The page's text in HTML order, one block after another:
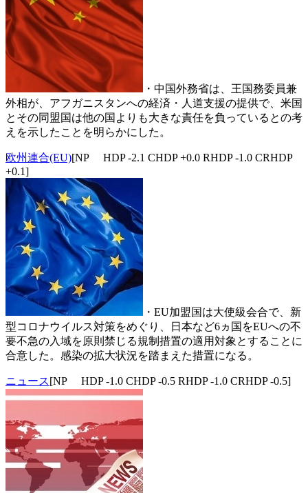
・中国外務省は、王国務委員兼
外相が、アフガニスタンへの経済・人道支援の提供で、米国
とその同盟国は他の国よりも大きな責任を負っているとの考
えを示したことを明らかにした。
欧州連合(EU)[NP HDP -2.1 CHDP +0.0 RHDP -1.0 CRHDP
+0.1]
・EU加盟国は大使級会合で、新
型コロナウイルス対策をめぐり、日本など6ヵ国をEUへの不
要不急の入域を原則禁じる規制措置の適用対象とすることに
合意した。感染の拡大状況を踏まえた措置になる。
ニュース[NP HDP -1.0 CHDP -0.5 RHDP -1.0 CRHDP -0.5]